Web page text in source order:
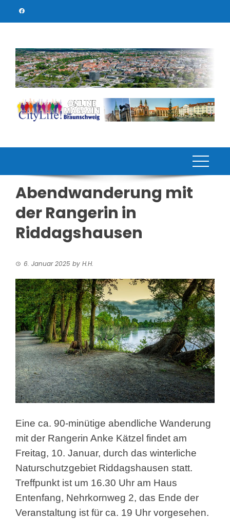
Abendwanderung mit
der Rangerin in
Riddagshausen
6. Januar 2025 by H.H.
Eine ca. 90-minütige abendliche Wanderung
mit der Rangerin Anke Kätzel findet am
Freitag, 10. Januar, durch das winterliche
Naturschutzgebiet Riddagshausen statt.
Treffpunkt ist um 16.30 Uhr am Haus
Entenfang, Nehrkornweg 2, das Ende der
Veranstaltung ist für ca. 19 Uhr vorgesehen.